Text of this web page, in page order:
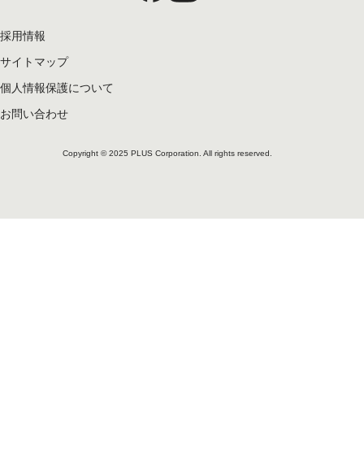
採用情報
サイトマップ
個人情報保護について
お問い合わせ
Copyright © 2025 PLUS Corporation. All rights reserved.